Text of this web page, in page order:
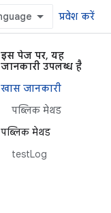
प्रवेश करें
इस पेज पर, यह
जानकारी उपलब्ध है
खास जानकारी
पब्लिक मेथड
पब्लिक मेथड
testLog